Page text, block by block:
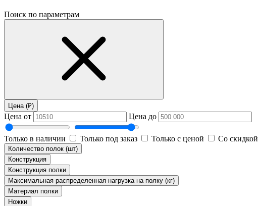
Поиск по параметрам
Цена (₽)
Цена от Цена до
Только в наличии Только под заказ Только с ценой Со скидкой
Количество полок (шт)
Конструкция
Конструкция полки
Максимальная распределенная нагрузка на полку (кг)
Материал полки
Ножки